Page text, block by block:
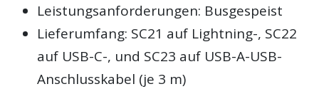
Leistungsanforderungen: Busgespeist
Lieferumfang: SC21 auf Lightning-, SC22
auf USB-C-, und SC23 auf USB-A-USB-
Anschlusskabel (je 3 m)